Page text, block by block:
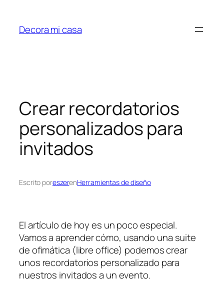
contenido
Decora mi casa
Crear recordatorios
personalizados para
invitados
Escrito poreszerenHerramientas de diseño
El artículo de hoy es un poco especial.
Vamos a aprender cómo, usando una suite
de ofimática (libre office) podemos crear
unos recordatorios personalizado para
nuestros invitados a un evento.